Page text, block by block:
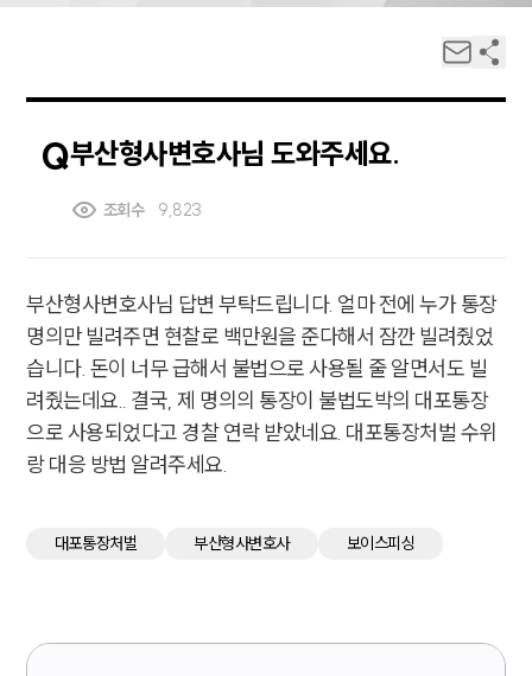
Q부산형사변호사님 도와주세요.
조회수 9,823
부산형사변호사님 답변 부탁드립니다. 얼마 전에 누가 통장
명의만 빌려주면 현찰로 백만원을 준다해서 잠깐 빌려줬었
습니다. 돈이 너무 급해서 불법으로 사용될 줄 알면서도 빌
려줬는데요.. 결국, 제 명의의 통장이 불법도박의 대포통장
으로 사용되었다고 경찰 연락 받았네요. 대포통장처벌 수위
랑 대응 방법 알려주세요.
대포통장처벌 부산형사변호사 보이스피싱